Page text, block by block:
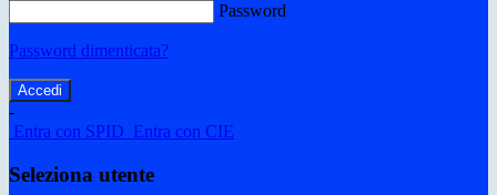
Password
Password dimenticata?
-
Entra con SPID Entra con CIE
Seleziona utente